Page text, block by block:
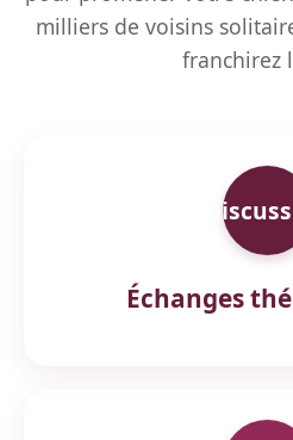
milliers de voisins
franchirez
Échanges